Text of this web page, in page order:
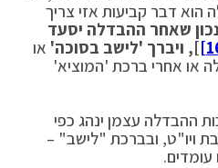
דבר קביעות אזי צריך
שאחר ההבדלה יסעד
], ויברך 'לישב בסוכה' או
או אחרי ברכת 'המוציא'
ההבדלה עצמן ינהג כפי
ויו"ט, ובברכת "לישב" –
עומדים.